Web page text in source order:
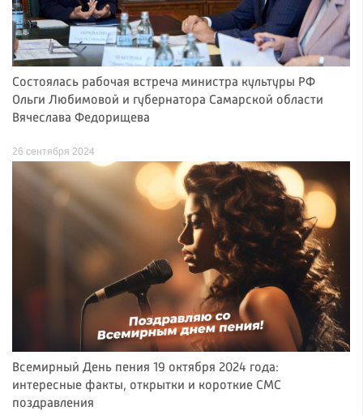
Состоялась рабочая встреча министра культуры РФ
Ольги Любимовой и губернатора Самарской области
Вячеслава Федорищева
26 сентября 2024
Всемирный День пения 19 октября 2024 года:
интересные факты, открытки и короткие СМС
поздравления